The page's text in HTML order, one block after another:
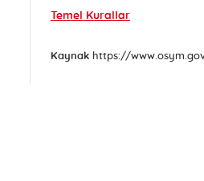
Temel Kurallar
Kaynak https://